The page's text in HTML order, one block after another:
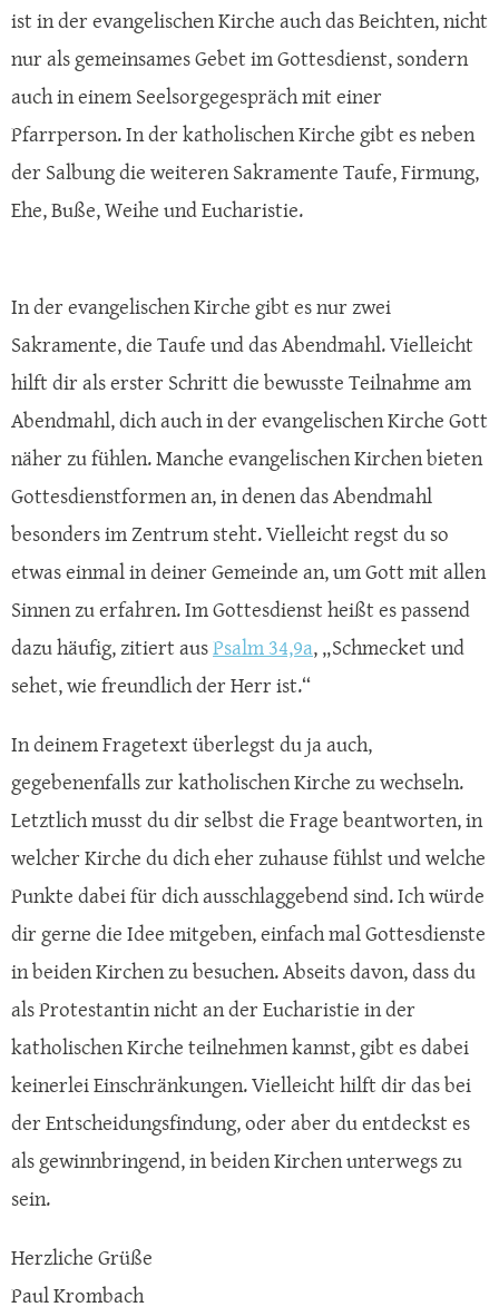
ist in der evangelischen Kirche auch das Beichten, nicht
nur als gemeinsames Gebet im Gottesdienst, sondern
auch in einem Seelsorgegespräch mit einer
Pfarrperson. In der katholischen Kirche gibt es neben
der Salbung die weiteren Sakramente Taufe, Firmung,
Ehe, Buße, Weihe und Eucharistie.
In der evangelischen Kirche gibt es nur zwei
Sakramente, die Taufe und das Abendmahl. Vielleicht
hilft dir als erster Schritt die bewusste Teilnahme am
Abendmahl, dich auch in der evangelischen Kirche Gott
näher zu fühlen. Manche evangelischen Kirchen bieten
Gottesdienstformen an, in denen das Abendmahl
besonders im Zentrum steht. Vielleicht regst du so
etwas einmal in deiner Gemeinde an, um Gott mit allen
Sinnen zu erfahren. Im Gottesdienst heißt es passend
dazu häufig, zitiert ausPsalm 34,9a, „Schmecket und
sehet, wie freundlich der Herr ist.“
In deinem Fragetext überlegst du ja auch,
gegebenenfalls zur katholischen Kirche zu wechseln.
Letztlich musst du dir selbst die Frage beantworten, in
welcher Kirche du dich eher zuhause fühlst und welche
Punkte dabei für dich ausschlaggebend sind. Ich würde
dir gerne die Idee mitgeben, einfach mal Gottesdienste
in beiden Kirchen zu besuchen. Abseits davon, dass du
als Protestantin nicht an der Eucharistie in der
katholischen Kirche teilnehmen kannst, gibt es dabei
keinerlei Einschränkungen. Vielleicht hilft dir das bei
der Entscheidungsfindung, oder aber du entdeckst es
als gewinnbringend, in beiden Kirchen unterwegs zu
sein.
Herzliche Grüße
Paul Krombach